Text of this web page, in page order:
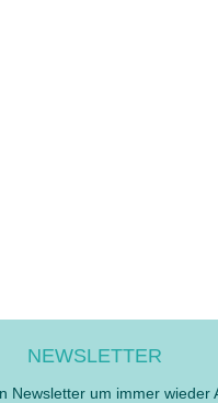
NEWSLETTER
Newsletter um immer wieder